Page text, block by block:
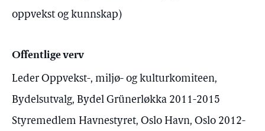
oppvekst og kunnskap)
Offentlige verv
Leder Oppvekst-, miljø- og kulturkomiteen,
Bydelsutvalg, Bydel Grünerløkka 2011-2015
Styremedlem Havnestyret, Oslo Havn, Oslo 2012-